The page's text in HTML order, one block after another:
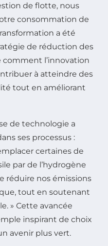
de flotte, nous
consommation de
a été
de réduction des
comment l’innovation
à atteindre des
tout en améliorant
de technologie a
ses processus :
certaines de
par de l’hydrogène
réduire nos émissions
tout en soutenant
» Cette avancée
inspirant de choix
avenir plus vert.